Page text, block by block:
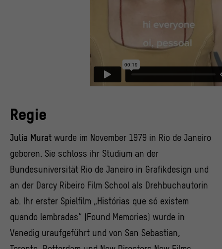
Regie
Julia Murat wurde im November 1979 in Rio de Janeiro
geboren. Sie schloss ihr Studium an der
Bundesuniversität Rio de Janeiro in Grafikdesign und
an der Darcy Ribeiro Film School als Drehbuchautorin
ab. Ihr erster Spielfilm „Histórias que só existem
quando lembradas“ (Found Memories) wurde in
Venedig uraufgeführt und von San Sebastian,